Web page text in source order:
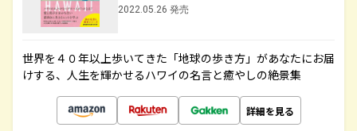
2022.05.26 発売
世界を４０年以上歩いてきた「地球の歩き方」があなたにお届
けする、人生を輝かせるハワイの名言と癒やしの絶景集
詳細を見る